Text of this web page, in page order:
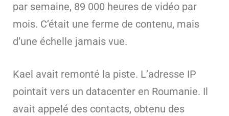
par semaine, 89 000 heures de vidéo par
mois. C’était une ferme de contenu, mais
d’une échelle jamais vue.
Kael avait remonté la piste. L’adresse IP
pointait vers un datacenter en Roumanie. Il
avait appelé des contacts, obtenu des